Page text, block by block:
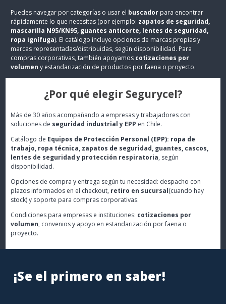
Puedes navegar por categorías o usar el buscador para encontrar
rápidamente lo que necesitas (por ejemplo: zapatos de seguridad,
mascarilla N95/KN95, guantes anticorte, lentes de seguridad,
ropa ignífuga). El catálogo incluye opciones de marcas propias y
marcas representadas/distribuidas, según disponibilidad. Para
compras corporativas, también apoyamos cotizaciones por
volumen y estandarización de productos por faena o proyecto.
¿Por qué elegir Segurycel?
Más de 30 años acompañando a empresas y trabajadores con
soluciones de seguridad industrial y EPP en Chile.
Catálogo de Equipos de Protección Personal (EPP): ropa de
trabajo, ropa técnica, zapatos de seguridad, guantes, cascos,
lentes de seguridad y protección respiratoria, según
disponibilidad.
Opciones de compra y entrega según tu necesidad: despacho con
plazos informados en el checkout, retiro en sucursal(cuando hay
stock) y soporte para compras corporativas.
Condiciones para empresas e instituciones: cotizaciones por
volumen, convenios y apoyo en estandarización por faena o
proyecto.
¡Se el primero en saber!